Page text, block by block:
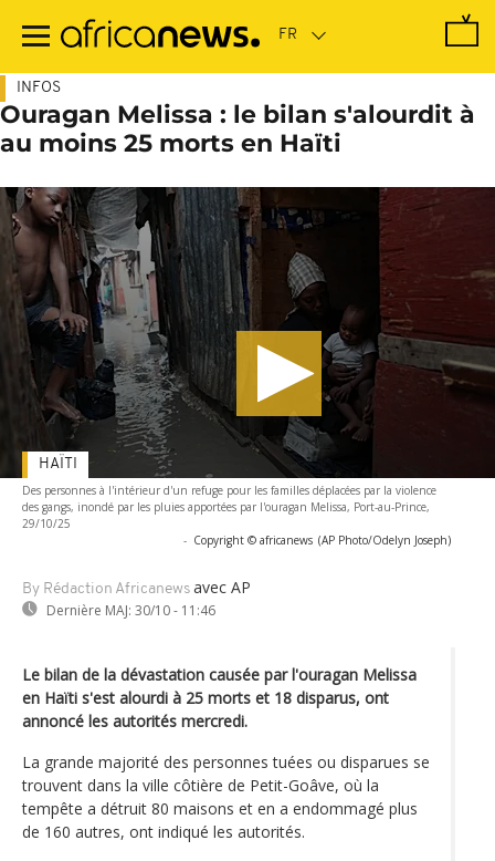
contenu
INFOS
Ouragan Melissa : le bilan s'alourdit à
au moins 25 morts en Haïti
Des personnes à l'intérieur d'un refuge pour les familles déplacées par la violence
des gangs, inondé par les pluies apportées par l'ouragan Melissa, Port-au-Prince,
29/10/25
- Copyright © africanews (AP Photo/Odelyn Joseph)
By Rédaction Africanews avec AP
Dernière MAJ: 30/10 - 11:46
HAÏTI
Le bilan de la dévastation causée par l'ouragan Melissa
en Haïti s'est alourdi à 25 morts et 18 disparus, ont
annoncé les autorités mercredi.
La grande majorité des personnes tuées ou disparues se
trouvent dans la ville côtière de Petit-Goâve, où la
tempête a détruit 80 maisons et en a endommagé plus
de 160 autres, ont indiqué les autorités.